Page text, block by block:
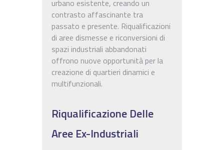
urbano esistente, creando un
contrasto affascinante tra
passato e presente. Riqualificazioni
di aree dismesse e riconversioni di
spazi industriali abbandonati
offrono nuove opportunità per la
creazione di quartieri dinamici e
multifunzionali.
Riqualificazione Delle
Aree Ex-Industriali